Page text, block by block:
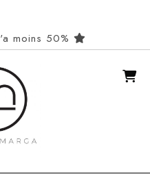
moins 50%